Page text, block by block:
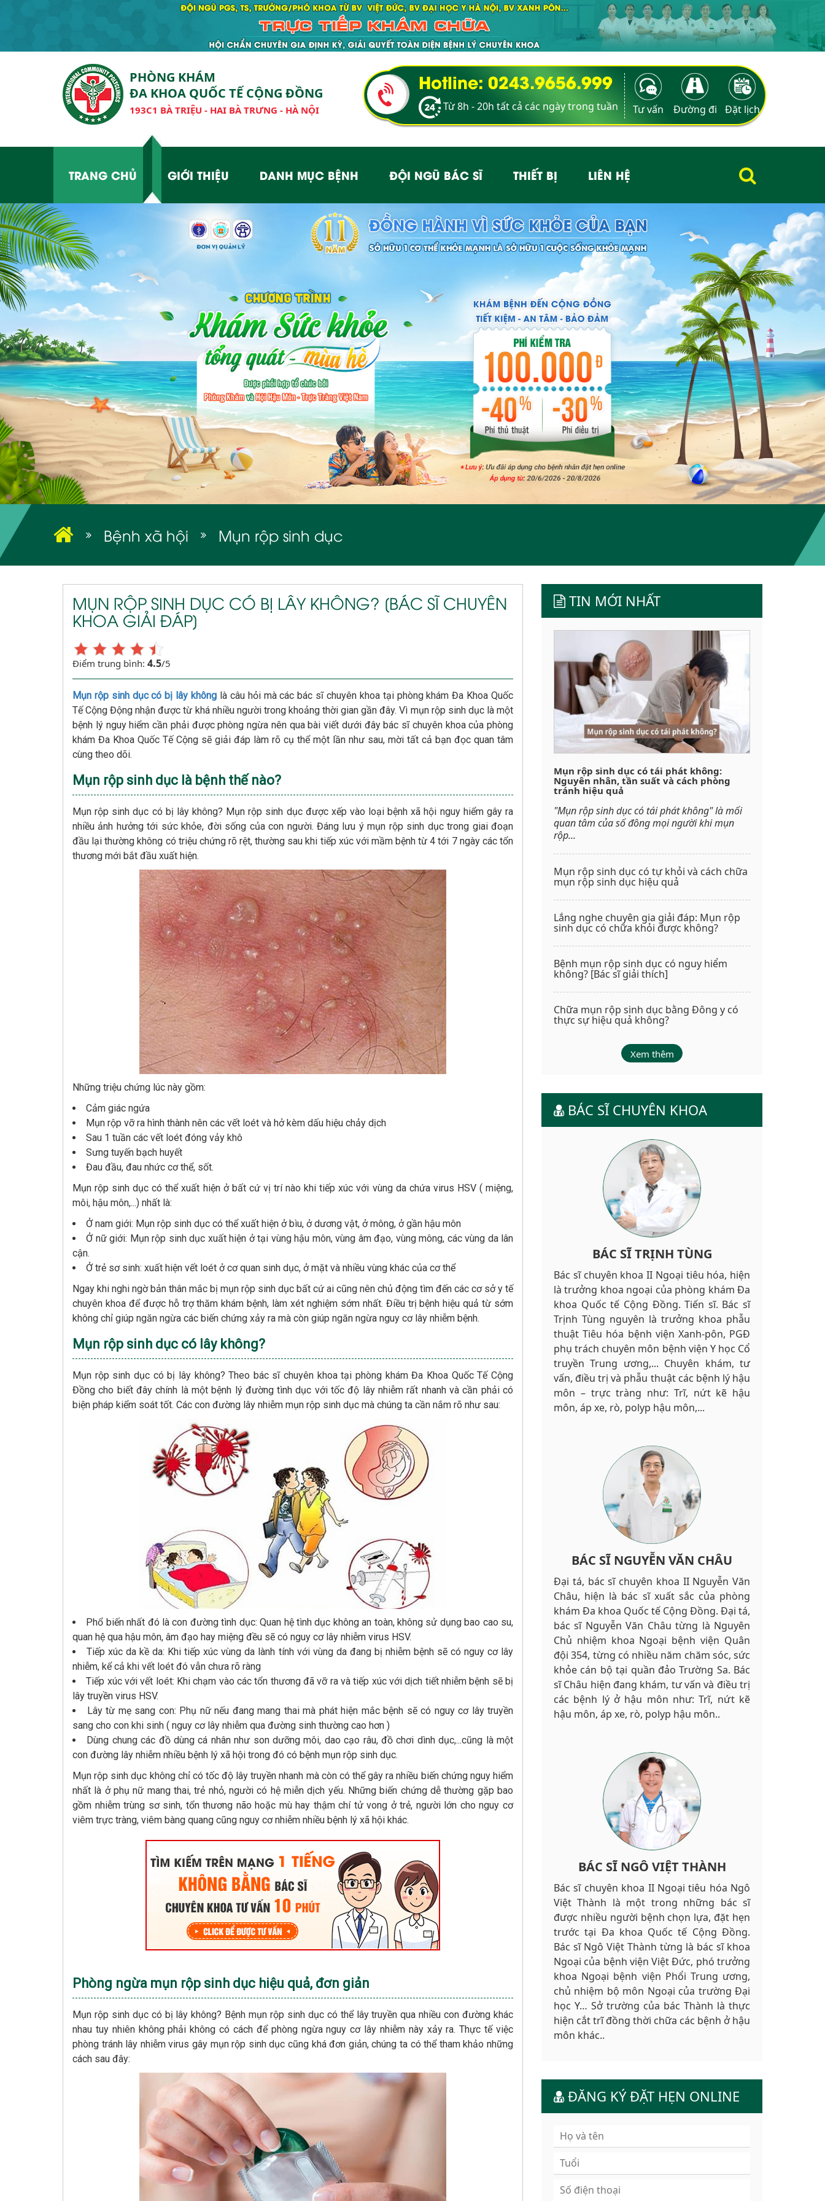
PHÒNG KHÁM
ĐA KHOA QUỐC TẾ CỘNG ĐỒNG
193C1 BÀ TRIỆU - HAI BÀ TRƯNG - HÀ NỘI
Hotline: 0243.9656.999
Từ 8h - 20h tất cả các ngày trong tuần Tư vấn Đường đi Đặt lịch
TRANG CHỦ GIỚI THIỆU DANH MỤC BỆNH ĐỘI NGŨ BÁC SĨ THIẾT BỊ LIÊN HỆ
Bệnh xã hội Mụn rộp sinh dục
MỤN RỘP SINH DỤC CÓ BỊ LÂY KHÔNG? [BÁC SĨ CHUYÊN
KHOA GIẢI ĐÁP]
Điểm trung bình: 4.5/5
Mụn rộp sinh dục có bị lây không là câu hỏi mà các bác sĩ chuyên khoa tại phòng khám Đa Khoa Quốc
Tế Cộng Động nhận được từ khá nhiều người trong khoảng thời gian gần đây. Vì mụn rộp sinh dục là một
bệnh lý nguy hiểm cần phải được phòng ngừa nên qua bài viết dưới đây bác sĩ chuyên khoa của phòng
khám Đa Khoa Quốc Tế Cộng sẽ giải đáp làm rõ cụ thể một lần như sau, mời tất cả bạn đọc quan tâm
cùng theo dõi.
Mụn rộp sinh dục là bệnh thế nào?
Mụn rộp sinh dục có bị lây không? Mụn rộp sinh dục được xếp vào loại bệnh xã hội nguy hiểm gây ra
nhiều ảnh hưởng tới sức khỏe, đời sống của con người. Đáng lưu ý mụn rộp sinh dục trong giai đoạn
đầu lại thường không có triệu chứng rõ rệt, thường sau khi tiếp xúc với mầm bệnh từ 4 tới 7 ngày các tổn
thương mới bắt đầu xuất hiện.
Những triệu chứng lúc này gồm:
Cảm giác ngứa
Mụn rộp vỡ ra hình thành nên các vết loét và hở kèm dấu hiệu chảy dịch
Sau 1 tuần các vết loét đóng vảy khô
Sưng tuyến bạch huyết
Đau đầu, đau nhức cơ thể, sốt.
Mụn rộp sinh dục có thể xuất hiện ở bất cứ vị trí nào khi tiếp xúc với vùng da chứa virus HSV ( miệng,
môi, hậu môn,...) nhất là:
Ở nam giới: Mụn rộp sinh dục có thể xuất hiện ở bìu, ở dương vật, ở mông, ở gần hậu môn
Ở nữ giới: Mụn rộp sinh dục xuất hiện ở tại vùng hậu môn, vùng âm đạo, vùng mông, các vùng da lân
cận.
Ở trẻ sơ sinh: xuất hiện vết loét ở cơ quan sinh dục, ở mặt và nhiều vùng khác của cơ thể
Ngay khi nghi ngờ bản thân mắc bị mụn rộp sinh dục bất cứ ai cũng nên chủ động tìm đến các cơ sở y tế
chuyên khoa để được hỗ trợ thăm khám bệnh, làm xét nghiệm sớm nhất. Điều trị bệnh hiệu quả từ sớm
không chỉ giúp ngăn ngừa các biến chứng xảy ra mà còn giúp ngăn ngừa nguy cơ lây nhiễm bệnh.
Mụn rộp sinh dục có lây không?
Mụn rộp sinh dục có bị lây không? Theo bác sĩ chuyên khoa tại phòng khám Đa Khoa Quốc Tế Cộng
Đồng cho biết đây chính là một bệnh lý đường tình dục với tốc độ lây nhiễm rất nhanh và cần phải có
biện pháp kiểm soát tốt. Các con đường lây nhiễm mụn rộp sinh dục mà chúng ta cần nắm rõ như sau:
Phổ biến nhất đó là con đường tình dục: Quan hệ tình dục không an toàn, không sử dụng bao cao su,
quan hệ qua hậu môn, âm đạo hay miệng đều sẽ có nguy cơ lây nhiễm virus HSV.
Tiếp xúc da kề da: Khi tiếp xúc vùng da lành tính với vùng da đang bị nhiễm bệnh sẽ có nguy cơ lây
nhiễm, kể cả khi vết loét đó vẫn chưa rõ ràng
Tiếp xúc với vết loét: Khi chạm vào các tổn thương đã vỡ ra và tiếp xúc với dịch tiết nhiễm bệnh sẽ bị
lây truyền virus HSV.
Lây từ mẹ sang con: Phụ nữ nếu đang mang thai mà phát hiện mắc bệnh sẽ có nguy cơ lây truyền
sang cho con khi sinh ( nguy cơ lây nhiễm qua đường sinh thường cao hơn )
Dùng chung các đồ dùng cá nhân như son dưỡng môi, dao cạo râu, đồ chơi dình dục,...cũng là một
con đường lây nhiễm nhiều bệnh lý xã hội trong đó có bệnh mụn rộp sinh dục.
Mụn rộp sinh dục không chỉ có tốc độ lây truyền nhanh mà còn có thể gây ra nhiều biến chứng nguy hiểm
nhất là ở phụ nữ mang thai, trẻ nhỏ, người có hệ miễn dịch yếu. Những biến chứng dễ thường gặp bao
gồm nhiễm trùng sơ sinh, tổn thương não hoặc mù hay thậm chí tử vong ở trẻ, người lớn cho nguy cơ
viêm trực tràng, viêm bàng quang cũng nguy cơ nhiễm nhiều bệnh lý xã hội khác.
Phòng ngừa mụn rộp sinh dục hiệu quả, đơn giản
Mụn rộp sinh dục có bị lây không? Bệnh mụn rộp sinh dục có thể lây truyền qua nhiều con đường khác
nhau tuy nhiên không phải không có cách để phòng ngừa nguy cơ lây nhiễm này xảy ra. Thực tế việc
phòng tránh lây nhiễm virus gây mụn rộp sinh dục cũng khá đơn giản, chúng ta có thể tham khảo những
cách sau đây:
TIN MỚI NHẤT
Mụn rộp sinh dục có tái phát không:
Nguyên nhân, tần suất và cách phòng
tránh hiệu quả
"Mụn rộp sinh dục có tái phát không" là mối
quan tâm của số đông mọi người khi mụn
rộp...
Mụn rộp sinh dục có tự khỏi và cách chữa
mụn rộp sinh dục hiệu quả
Lắng nghe chuyên gia giải đáp: Mụn rộp
sinh dục có chữa khỏi được không?
Bệnh mụn rộp sinh dục có nguy hiểm
không? [Bác sĩ giải thích]
Chữa mụn rộp sinh dục bằng Đông y có
thực sự hiệu quả không?
Xem thêm
BÁC SĨ CHUYÊN KHOA
BÁC SĨ TRỊNH TÙNG
Bác sĩ chuyên khoa II Ngoại tiêu hóa, hiện
là trưởng khoa ngoại của phòng khám Đa
khoa Quốc tế Cộng Đồng. Tiến sĩ. Bác sĩ
Trịnh Tùng nguyên là trưởng khoa phẫu
thuật Tiêu hóa bệnh viện Xanh-pôn, PGĐ
phụ trách chuyên môn bệnh viện Y học Cổ
truyền Trung ương,... Chuyên khám, tư
vấn, điều trị và phẫu thuật các bệnh lý hậu
môn – trực tràng như: Trĩ, nứt kẽ hậu
môn, áp xe, rò, polyp hậu môn,...
BÁC SĨ NGUYỄN VĂN CHÂU
Đại tá, bác sĩ chuyên khoa II Nguyễn Văn
Châu, hiện là bác sĩ xuất sắc của phòng
khám Đa khoa Quốc tế Cộng Đồng. Đại tá,
bác sĩ Nguyễn Văn Châu từng là Nguyên
Chủ nhiệm khoa Ngoại bệnh viện Quân
đội 354, từng có nhiều năm chăm sóc, sức
khỏe cán bộ tại quần đảo Trường Sa. Bác
sĩ Châu hiện đang khám, tư vấn và điều trị
các bệnh lý ở hậu môn như: Trĩ, nứt kẽ
hậu môn, áp xe, rò, polyp hậu môn..
BÁC SĨ NGÔ VIỆT THÀNH
Bác sĩ chuyên khoa II Ngoại tiêu hóa Ngô
Việt Thành là một trong những bác sĩ
được nhiều người bệnh chọn lựa, đặt hẹn
trước tại Đa khoa Quốc tế Cộng Đồng.
Bác sĩ Ngô Việt Thành từng là bác sĩ khoa
Ngoại của bệnh viện Việt Đức, phó trưởng
khoa Ngoại bệnh viện Phổi Trung ương,
chủ nhiệm bộ môn Ngoại của trường Đại
học Y… Sở trường của bác Thành là thực
hiện cắt trĩ đồng thời chữa các bệnh ở hậu
môn khác..
ĐĂNG KÝ ĐẶT HẸN ONLINE